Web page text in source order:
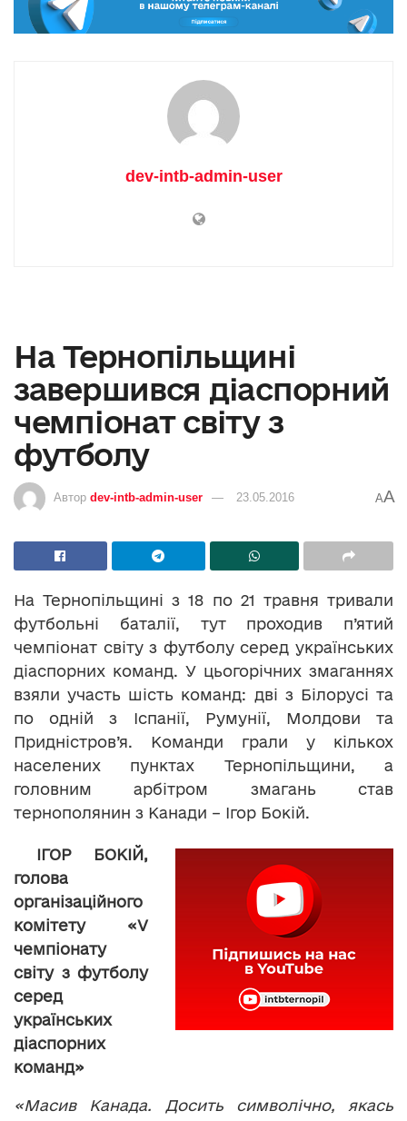
dev-intb-admin-user
На Тернопільщині
завершився діаспорний
чемпіонат світу з
футболу
Автор dev-intb-admin-user 23.05.2016 AA
На Тернопільщині з 18 по 21 травня тривали
футбольні баталії, тут проходив п’ятий
чемпіонат світу з футболу серед українських
діаспорних команд. У цьогорічних змаганнях
взяли участь шість команд: дві з Білорусі та
по одній з Іспанії, Румунії, Молдови та
Придністров’я. Команди грали у кількох
населених пунктах Тернопільщини, а
головним арбітром змагань став
тернополянин з Канади – Ігор Бокій.
ІГОР БОКІЙ,
голова
організаційного
комітету «V
чемпіонату
світу з футболу
серед
українських
діаспорних
команд»
«Масив Канада. Досить символічно, якась